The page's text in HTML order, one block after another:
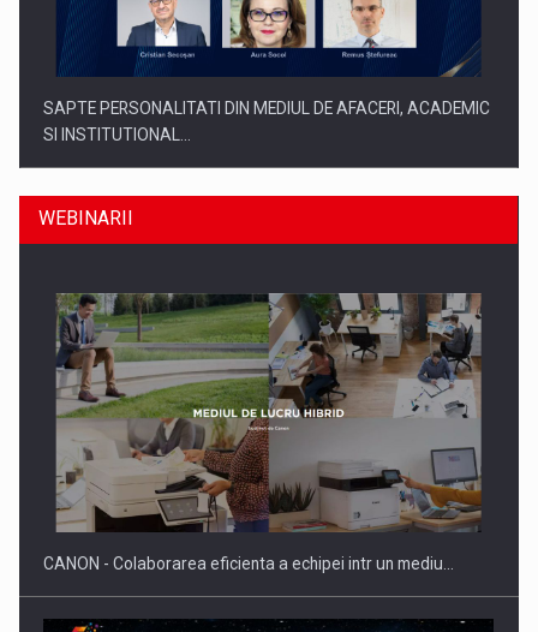
SAPTE PERSONALITATI DIN MEDIUL DE AFACERI, ACADEMIC
SI INSTITUTIONAL…
SYCLEF isi consolideaza prezenta in Romania printr-o a
doua…
WEBINARII
CANON - Colaborarea eficienta a echipei intr un mediu…